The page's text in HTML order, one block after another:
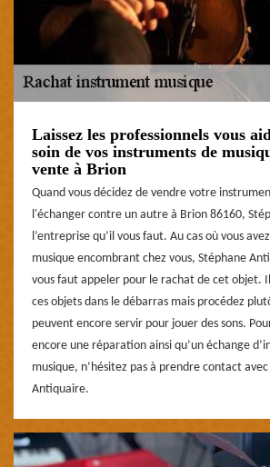
Laissez les professionnels vous
soin de vos instruments de
vente à Brion
Quand vous décidez de vendre votre
l'échanger contre un autre à Brion 86160,
l’entreprise qu’il vous faut. Au cas où vous
musique encombrant chez vous, Stéphane
vous faut appeler pour le rachat de cet objet.
ces objets dans le débarras mais procédez
peuvent encore servir pour jouer des sons.
encore une réparation ainsi qu’un échange
musique, n’hésitez pas à prendre contact
Antiquaire.